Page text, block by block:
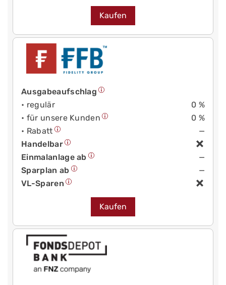
Kaufen
Ausgabeaufschlag
• regulär
0 %
• für unsere Kunden
0 %
• Rabatt
—
Handelbar
Einmalanlage ab
—
Sparplan ab
—
VL-Sparen
Kaufen